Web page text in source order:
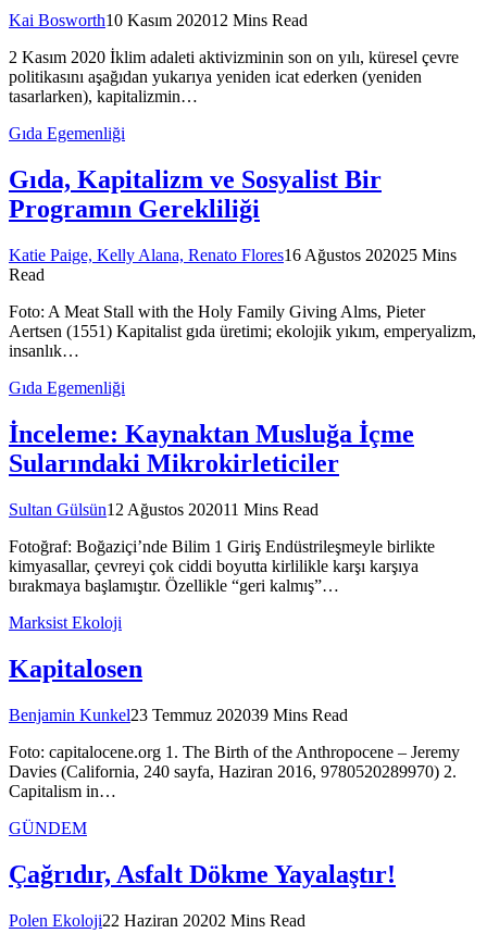
Kai Bosworth10 Kasım 202012 Mins Read
2 Kasım 2020 İklim adaleti aktivizminin son on yılı, küresel çevre
politikasını aşağıdan yukarıya yeniden icat ederken (yeniden
tasarlarken), kapitalizmin…
Gıda Egemenliği
Gıda, Kapitalizm ve Sosyalist Bir
Programın Gerekliliği
Katie Paige, Kelly Alana, Renato Flores16 Ağustos 202025 Mins
Read
Foto: A Meat Stall with the Holy Family Giving Alms, Pieter
Aertsen (1551) Kapitalist gıda üretimi; ekolojik yıkım, emperyalizm,
insanlık…
Gıda Egemenliği
İnceleme: Kaynaktan Musluğa İçme
Sularındaki Mikrokirleticiler
Sultan Gülsün12 Ağustos 202011 Mins Read
Fotoğraf: Boğaziçi’nde Bilim 1 Giriş Endüstrileşmeyle birlikte
kimyasallar, çevreyi çok ciddi boyutta kirlilikle karşı karşıya
bırakmaya başlamıştır. Özellikle “geri kalmış”…
Marksist Ekoloji
Kapitalosen
Benjamin Kunkel23 Temmuz 202039 Mins Read
Foto: capitalocene.org 1. The Birth of the Anthropocene – Jeremy
Davies (California, 240 sayfa, Haziran 2016, 9780520289970) 2.
Capitalism in…
GÜNDEM
Çağrıdır, Asfalt Dökme Yayalaştır!
Polen Ekoloji22 Haziran 20202 Mins Read